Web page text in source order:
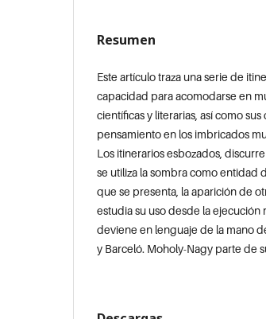
Resumen
Este artículo traza una serie de
capacidad para acomodarse en
científicas y literarias, así como
pensamiento en los imbricados
Los itinerarios esbozados,
se utiliza la sombra como
que se presenta, la aparición de
estudia su uso desde la
deviene en lenguaje de la mano
y Barceló. Moholy-Nagy parte de